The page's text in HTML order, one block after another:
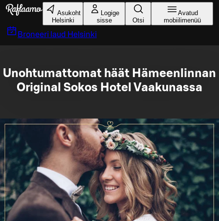
Liigu peamise sisu juurde
Asukoht
Helsinki
Logige
sisse
Otsi
Avatud
mobiilimenüü
Broneeri laud Helsinki
Unohtumattomat häät Hämeenlinnan
Original Sokos Hotel Vaakunassa